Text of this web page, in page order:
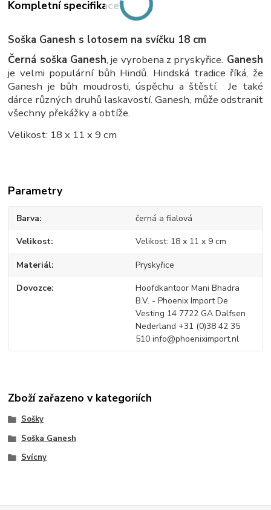
Kompletní specifikace
Soška Ganesh s lotosem na svíčku 18 cm
Černá soška Ganesh, je vyrobena z pryskyřice. Ganesh
je velmi populární bůh Hindů. Hindská tradice říká, že
Ganesh je bůh moudrosti, úspěchu a štěstí. Je také
dárce různých druhů laskavostí. Ganesh, může odstranit
všechny překážky a obtíže.
Velikost: 18 x 11 x 9 cm
Parametry
Barva černá a fialová
Velikost Velikost: 18 x 11 x 9 cm
Materiál Pryskyřice
Dovozce
Hoofdkantoor Mani Bhadra
B.V. - Phoenix Import De
Vesting 14 7722 GA Dalfsen
Nederland +31 (0)38 42 35
510 info@phoeniximport.nl
Zboží zařazeno v kategoriích
Sošky
Soška Ganesh
Svícny